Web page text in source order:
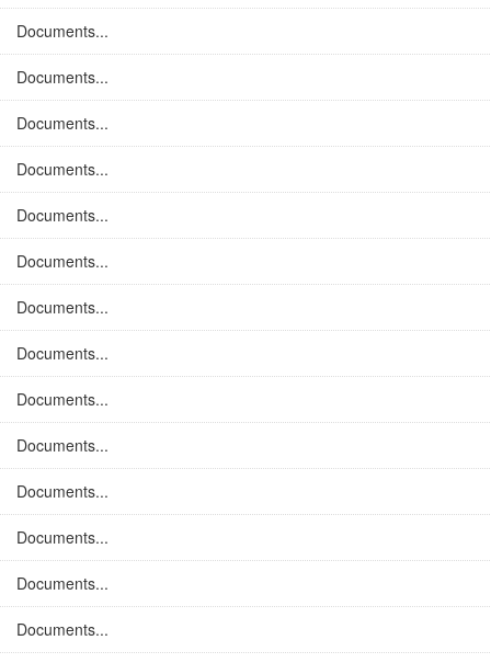
Documents...
Documents...
Documents...
Documents...
Documents...
Documents...
Documents...
Documents...
Documents...
Documents...
Documents...
Documents...
Documents...
Documents...